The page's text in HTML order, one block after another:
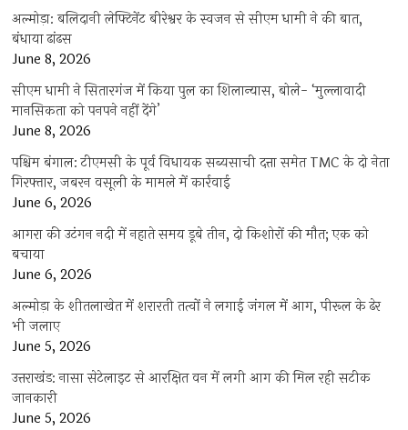
अल्मोड़ा: बलिदानी लेफ्टिनेंट बीरेश्वर के स्वजन से सीएम धामी ने की बात,
बंधाया ढांढस
June 8, 2026
सीएम धामी ने सितारगंज में किया पुल का शिलान्यास, बोले- ‘मुल्लावादी
मानसिकता को पनपने नहीं देंगे’
June 8, 2026
पश्चिम बंगाल: टीएमसी के पूर्व विधायक सब्यसाची दत्ता समेत TMC के दो नेता
गिरफ्तार, जबरन वसूली के मामले में कार्रवाई
June 6, 2026
आगरा की उटंगन नदी में नहाते समय डूबे तीन, दो किशोरों की मौत; एक को
बचाया
June 6, 2026
अल्मोड़ा के शीतलाखेत में शरारती तत्वों ने लगाई जंगल में आग, पीरूल के ढेर
भी जलाए
June 5, 2026
उत्तराखंड: नासा सेटेलाइट से आरक्षित वन में लगी आग की मिल रही सटीक
जानकारी
June 5, 2026